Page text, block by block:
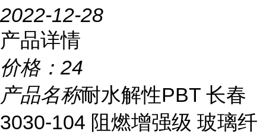
2022-12-28
产品详情
价格： 24
产品名称耐水解性PBT 长春
3030-104 阻燃增强级 玻璃纤